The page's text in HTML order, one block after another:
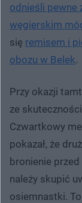
odnieśli pewne
węgierskim
się remisem i
obozu w Belek.
Przy okazji
ze
Czwartkowy
pokazał, że
bronienie przed
należy skupić
osiemnastki.